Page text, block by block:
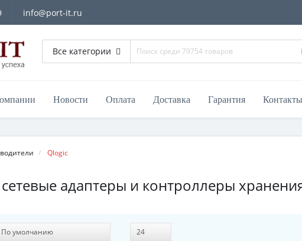
info@port-it.ru
Все категории
Новости Оплата Доставка Гарантия Контакты
Qlogic
адаптеры и контроллеры